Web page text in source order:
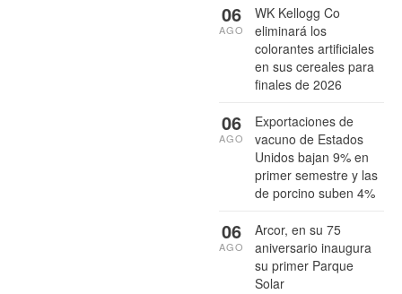
WK Kellogg Co
eliminará los
colorantes artificiales
en sus cereales para
finales de 2026
06
AGO
Exportaciones de
vacuno de Estados
Unidos bajan 9% en
primer semestre y las
de porcino suben 4%
06
AGO
Arcor, en su 75
aniversario inaugura
su primer Parque
Solar
06
AGO